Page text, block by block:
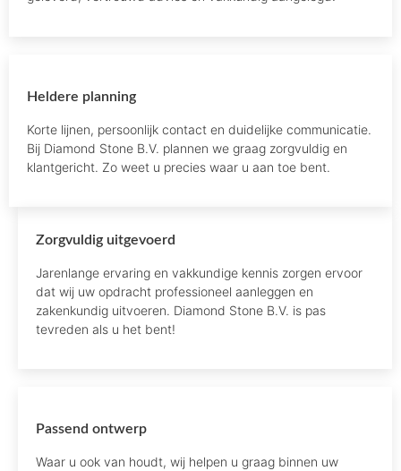
Heldere planning
Korte lijnen, persoonlijk contact en duidelijke communicatie.
Bij Diamond Stone B.V. plannen we graag zorgvuldig en
klantgericht. Zo weet u precies waar u aan toe bent.
Zorgvuldig uitgevoerd
Jarenlange ervaring en vakkundige kennis zorgen ervoor
dat wij uw opdracht professioneel aanleggen en
zakenkundig uitvoeren. Diamond Stone B.V. is pas
tevreden als u het bent!
Passend ontwerp
Waar u ook van houdt, wij helpen u graag binnen uw